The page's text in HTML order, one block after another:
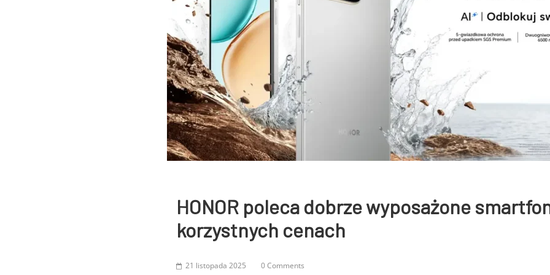
HONOR poleca dobrze wyposażone
korzystnych cenach
21 listopada 2025 0 Comments